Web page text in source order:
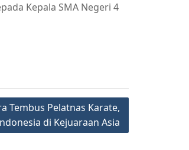
Kepala SMA Negeri 4
Tembus Pelatnas Karate,
di Kejuaraan Asia